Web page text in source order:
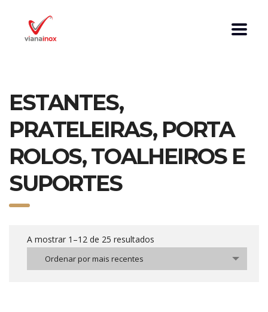
ESTANTES,
PRATELEIRAS, PORTA
ROLOS, TOALHEIROS E
SUPORTES
A mostrar 1–12 de 25 resultados
Ordenar por mais recentes